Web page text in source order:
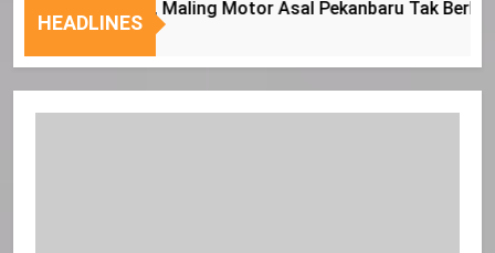
Nasional
Tepat
HEADLINES
Diri, Maling Motor Asal Pekanbaru Tak Berkutik Saat